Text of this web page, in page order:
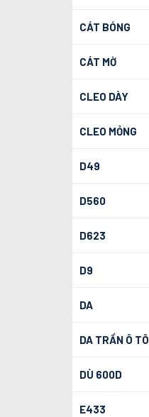
CÁT BÓNG
CÁT MỜ
CLEO DÀY
CLEO MỎNG
D49
D560
D623
D9
DA
DA TRẦN Ô TÔ
DÙ 600D
E433